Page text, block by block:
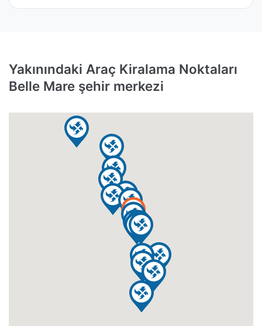
Yakınındaki Araç Kiralama Noktaları
Belle Mare şehir merkezi